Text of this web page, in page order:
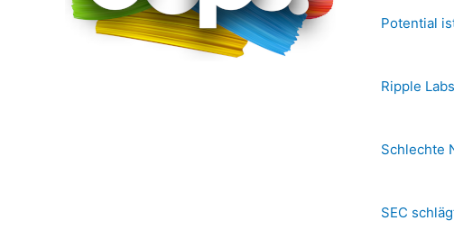
Potential
Ripple
Schlechte
SEC